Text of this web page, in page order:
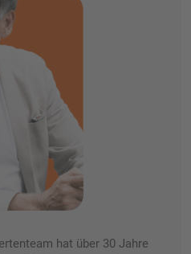
hat über 30 Jahre